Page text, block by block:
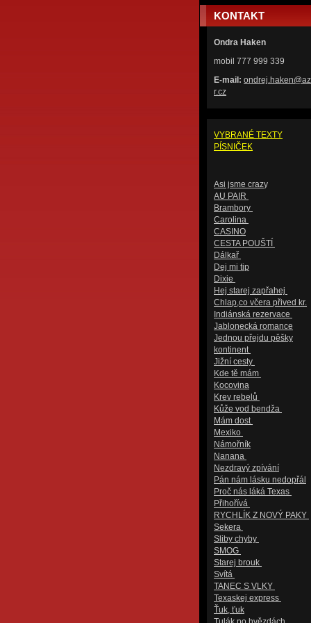
KONTAKT
Ondra Haken
mobil 777 999 339
E-mail: ondrej.h
r.cz
VYBRANÉ TEXTY
PÍSNIČEK
Asi jsme crazy
AU PAIR
Brambory
Carolina
CASINO
CESTA POUŠTÍ
Dálkař
Dej mi tip
Dixie
Hej starej zapřahej
Chlap,co včera přived kr.
Indiánská rezervace
Jablonecká romance
Jednou přejdu pěšky
kontinent
Jižní cesty
Kde tě mám
Kocovina
Krev rebelů
Kůže vod bendža
Mám dost
Mexiko
Námořník
Nanana
Nezdravý zpívání
Pán nám lásku nedopřál
Proč nás láká Texas
Přihořívá
RYCHLÍK Z NOVÝ PAKY
Sekera
Sliby chyby
SMOG
Starej brouk
Svítá
TANEC S VLKY
Texaskej express
Ťuk, ťuk